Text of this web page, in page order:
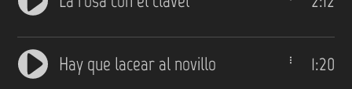
1:20
Hay que lacear al novillo